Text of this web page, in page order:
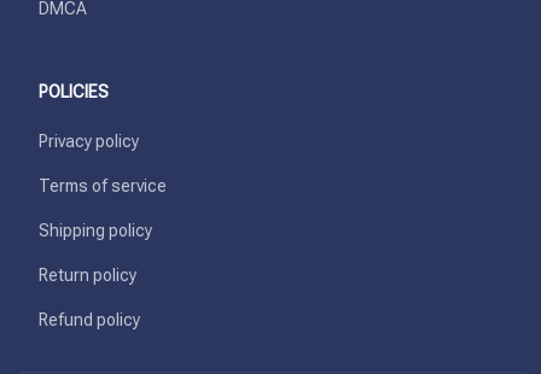
DMCA
POLICIES
Privacy policy
Terms of service
Shipping policy
Return policy
Refund policy